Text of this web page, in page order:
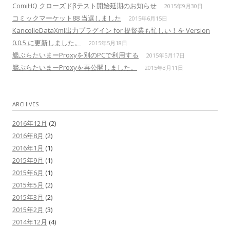
ComiHQ クローズドβテスト開始延期のお知らせ 2015年9月30日
コミックマーケット88 当選しました 2015年6月15日
KancolleDataXml出力プラグイン for 提督業も忙しい！を Version
0.0.5 に更新しました。
2015年5月18日
艦ぶらたいまーProxyを別のPCで利用する 2015年5月17日
艦ぶらたいまーProxyを再公開しました。 2015年3月11日
ARCHIVES
2016年12月 (2)
2016年8月 (2)
2016年1月 (1)
2015年9月 (1)
2015年6月 (1)
2015年5月 (2)
2015年3月 (2)
2015年2月 (3)
2014年12月 (4)